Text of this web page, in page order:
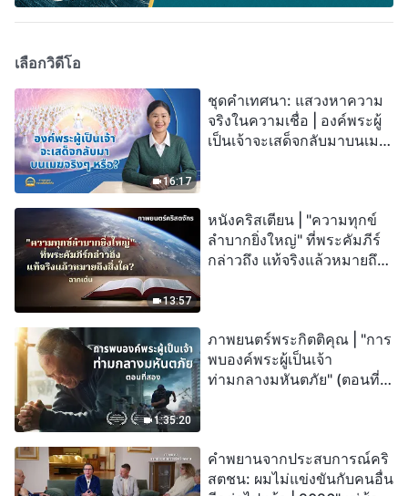
เลือกวิดีโอ
16:17
ชุดคำเทศนา: แสวงหาความ
จริงในความเชื่อ | องค์พระผู้
เป็นเจ้าจะเสด็จกลับมาบนเมฆ
13:57
หนังคริสเตียน | "ความทุกข์
ลำบากยิ่งใหญ่" ที่พระคัมภีร์
กล่าวถึง แท้จริงแล้วหมายถึง
1:35:20
ภาพยนตร์พระกิตติคุณ | "การ
พบองค์พระผู้เป็นเจ้า
ท่ามกลางมหันตภัย" (ตอนที่
คำพยานจากประสบการณ์คริ
สตชน: ผมไม่แข่งขันกับคนอื่น